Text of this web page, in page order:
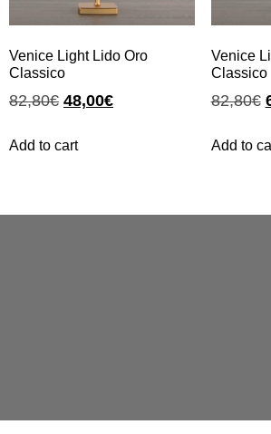
Venice Light Lido Oro
Classico
82,80€ 48,00€
Add to cart
Venice
Classico
82,80€
Add to